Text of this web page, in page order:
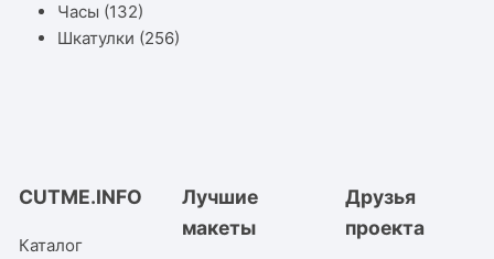
Часы (132)
Шкатулки (256)
CUTME.INFO
Каталог
Лучшие
макеты
Друзья
проекта